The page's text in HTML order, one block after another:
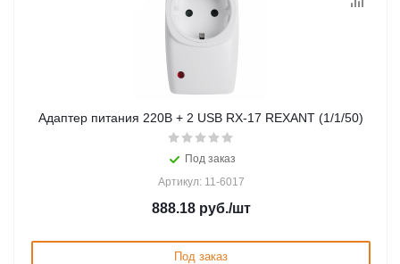
Адаптер питания 220В + 2 USB RX-17 REXANT (1/1/50)
Под заказ
Артикул: 11-6017
888.18руб./шт
Под заказ